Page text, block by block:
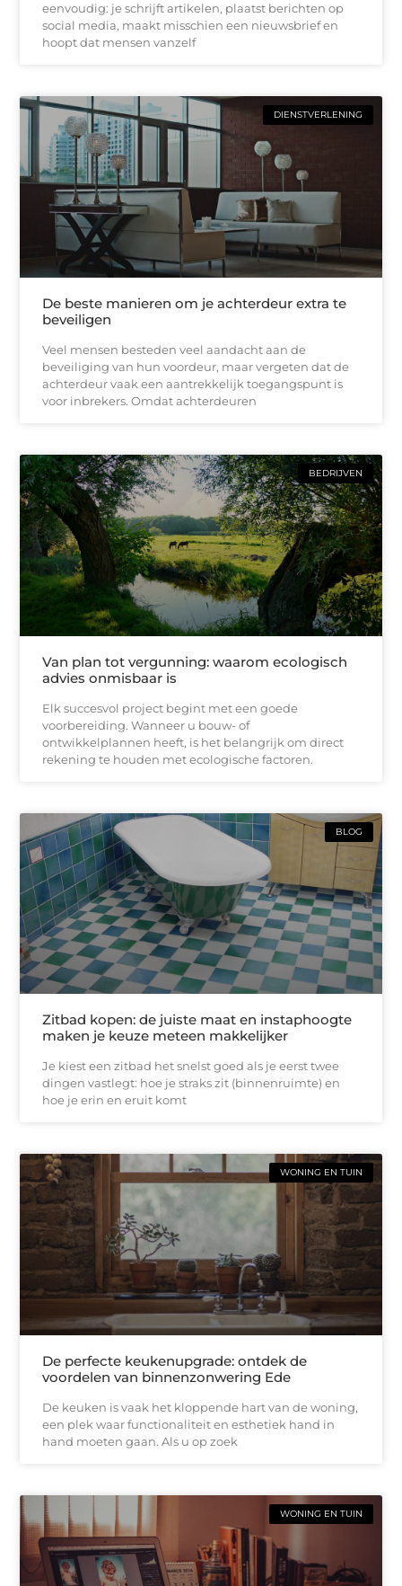
eenvoudig: je schrijft artikelen, plaatst berichten op
social media, maakt misschien een nieuwsbrief en
hoopt dat mensen vanzelf
DIENSTVERLENING
De beste manieren om je achterdeur extra te
beveiligen
Veel mensen besteden veel aandacht aan de
beveiliging van hun voordeur, maar vergeten dat de
achterdeur vaak een aantrekkelijk toegangspunt is
voor inbrekers. Omdat achterdeuren
BEDRIJVEN
Van plan tot vergunning: waarom ecologisch
advies onmisbaar is
Elk succesvol project begint met een goede
voorbereiding. Wanneer u bouw- of
ontwikkelplannen heeft, is het belangrijk om direct
rekening te houden met ecologische factoren.
BLOG
Zitbad kopen: de juiste maat en instaphoogte
maken je keuze meteen makkelijker
Je kiest een zitbad het snelst goed als je eerst twee
dingen vastlegt: hoe je straks zit (binnenruimte) en
hoe je erin en eruit komt
WONING EN TUIN
De perfecte keukenupgrade: ontdek de
voordelen van binnenzonwering Ede
De keuken is vaak het kloppende hart van de woning,
een plek waar functionaliteit en esthetiek hand in
hand moeten gaan. Als u op zoek
WONING EN TUIN